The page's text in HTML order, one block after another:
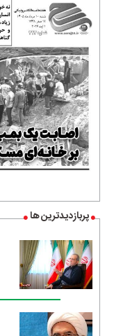
پربازدیدترین ها